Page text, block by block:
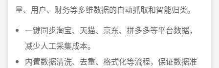
量、用户、财务等多维数据的自动抓取和智能归类。
一键同步淘宝、天猫、京东、拼多多等平台数据，
减少人工采集成本。
内置数据清洗、去重、格式化等流程，保证数据准